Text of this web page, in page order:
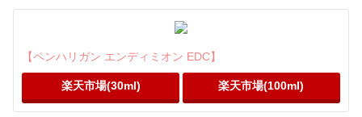
【ペンハリガン エンディミオン EDC】
楽天市場(30ml) 楽天市場(100ml)